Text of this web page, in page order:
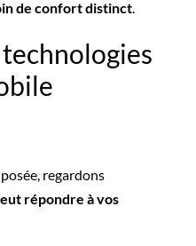
de confort distinct.
regardons
répondre à vos